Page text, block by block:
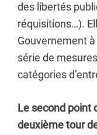
des libertés
réquisitions…).
Gouvernement
série de
catégories
Le second point
deuxième tour